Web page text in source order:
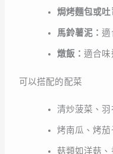
焗烤麵包或吐
馬鈴薯泥：適
燉飯：適合味
可以搭配的配菜
清炒菠菜、羽
烤南瓜、烤茄
菇類如洋菇、